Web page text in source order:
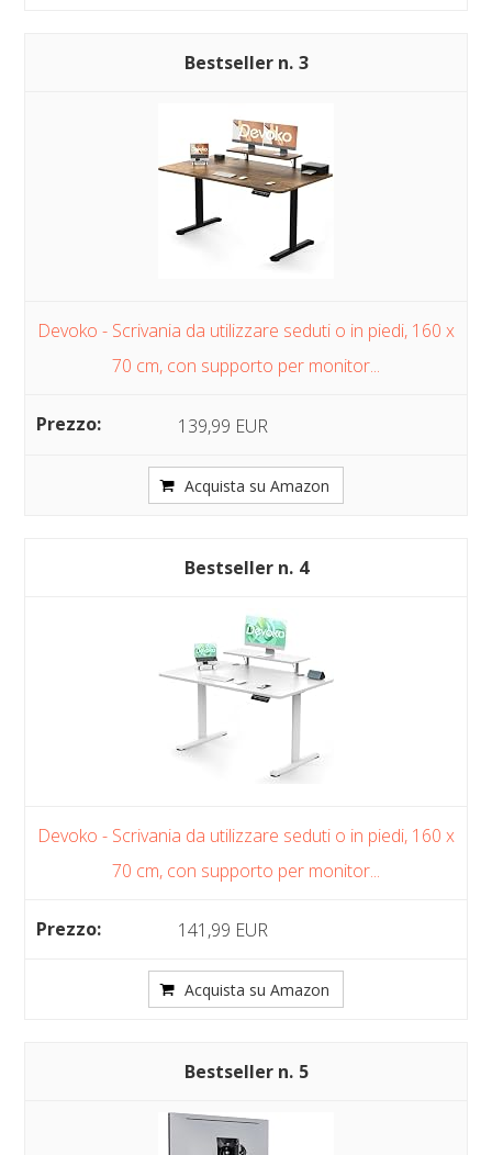
3
Devoko - Scrivania da utilizzare seduti o in piedi, 160 x
70 cm, con supporto per monitor...
139,99 EUR
Acquista su Amazon
4
Devoko - Scrivania da utilizzare seduti o in piedi, 160 x
70 cm, con supporto per monitor...
141,99 EUR
Acquista su Amazon
5